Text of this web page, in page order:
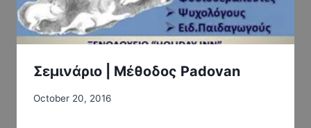
Σεμινάριο | Μέθοδος Padovan
October 20, 2016